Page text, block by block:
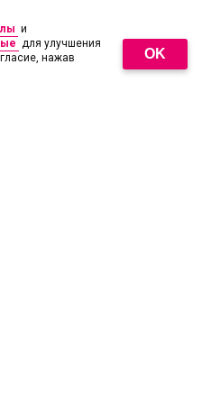
и
для улучшения
нажав
OK